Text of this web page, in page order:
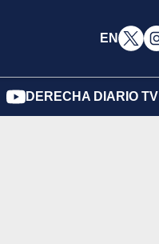
EN
DERECHA DIARIO TV